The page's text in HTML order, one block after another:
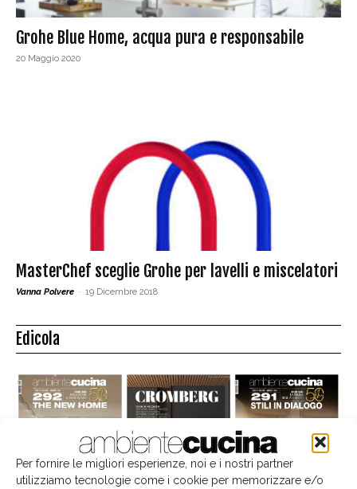
Per fornire le migliori esperienze, noi e i nostri partner
utilizziamo tecnologie come i cookie per memorizzare e/o
Grohe Blue Home, acqua pura e responsabile
20 Maggio 2020
MasterChef sceglie Grohe per lavelli e miscelatori
Vanna Polvere - 19 Dicembre 2018
Edicola